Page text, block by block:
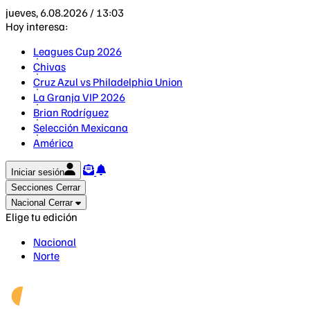
jueves, 6.08.2026 / 13:03
Hoy interesa:
Leagues Cup 2026
Chivas
Cruz Azul vs Philadelphia Union
La Granja VIP 2026
Brian Rodríguez
Selección Mexicana
América
Iniciar sesión
Secciones Cerrar
Nacional Cerrar
Elige tu edición
Nacional
Norte